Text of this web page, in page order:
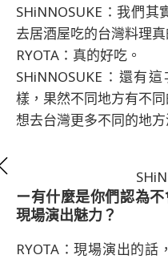
SHiNNOSUKE：我們
去居酒屋吃的台灣料理真
RYOTA：真的好吃。
SHiNNOSUKE：還有
樣，果然不同地方有不
想去台灣更多不同的地方
ー有什麼是你們認為
現場演出魅力？
RYOTA：現場演出的